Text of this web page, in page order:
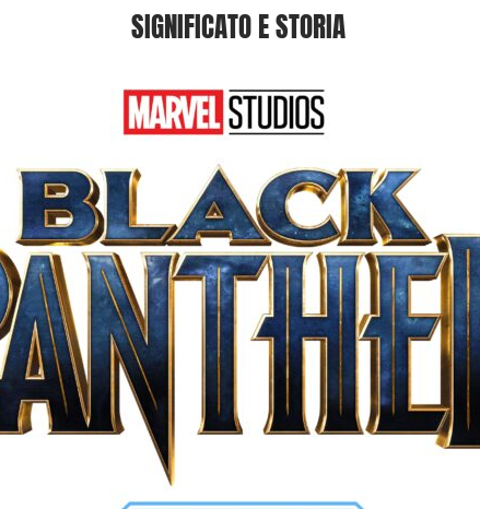
SIGNIFICATO E STORIA